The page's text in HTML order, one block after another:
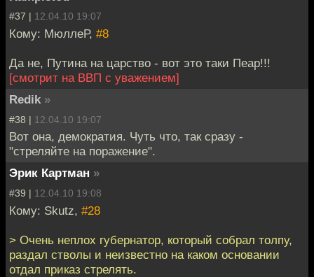
#37 | 12.04.10 19:07
Кому: МюллеР, #8
Да не, Путина на царство - вот это таки Пеар!!!
[смотрит на ВВП с уважением]
Redik »
#38 | 12.04.10 19:07
Вот она, демократия. Чуть что, так сразу -
"стреляйте на поражение".
Эрик Картман »
#39 | 12.04.10 19:08
Кому: Skutz, #28
> Очень неплох губернатор, который собрал толпу,
раздал стволы и неизвестно на каком основании
отдал приказ стрелять.